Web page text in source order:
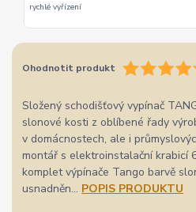
rychlé vyřízení
Ohodnotit produkt
Složený schodišťový vypínač
slonové kosti z oblíbené řady
v domácnostech, ale i
montář s elektroinstalační krabicí
komplet výpínače Tango barvě
usnadněn... POPIS PRODUKTU